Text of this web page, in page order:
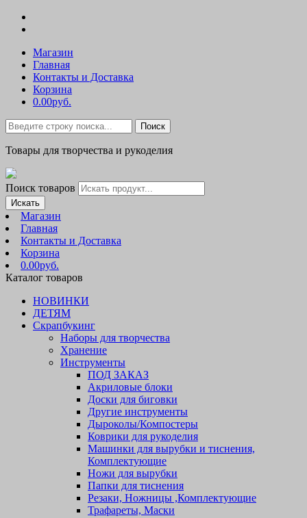
Магазин
Главная
Контакты и Доставка
Корзина
0.00руб.
Поиск
Товары для творчества и рукоделия
Поиск товаров
Искать
Магазин
Главная
Контакты и Доставка
Корзина
0.00руб.
Каталог товаров
НОВИНКИ
ДЕТЯМ
Скрапбукинг
Наборы для творчества
Хранение
Инструменты
ПОД ЗАКАЗ
Акриловые блоки
Доски для биговки
Другие инструменты
Дыроколы/Компостеры
Коврики для рукоделия
Машинки для вырубки и тиснения,
Комплектующие
Ножи для вырубки
Папки для тиснения
Резаки, Ножницы ,Комплектующие
Трафареты, Маски